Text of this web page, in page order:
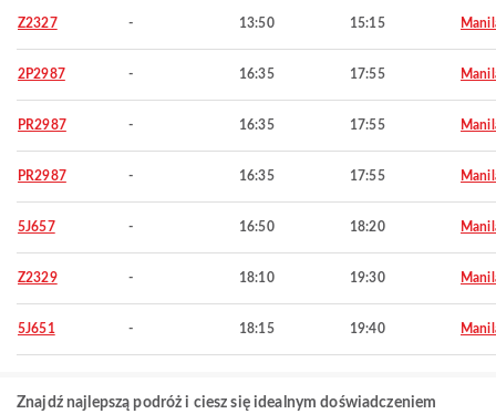
Z2327 - 13:50 15:15
2P2987 - 16:35 17:55
PR2987 - 16:35 17:55
PR2987 - 16:35 17:55
5J657 - 16:50 18:20
Z2329 - 18:10 19:30
5J651 - 18:15 19:40
Znajdź najlepszą podróż i ciesz się idealnym doświadczeniem